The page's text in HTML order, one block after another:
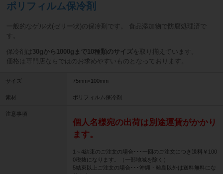
ポリフィルム保冷剤
一般的なゲル状(ゼリー状)の保冷剤です。 食品添加物で防腐処理済で
す。
保冷剤は 30gから1000gまで10種類のサイズを取り揃えています。
価格は専門店ならではのお求めやすいものとなっております。
サイズ 75mm×100mm
素材 ポリフィルム保冷剤
注意事項
個人名様宛の出荷は別途運賃がかかり
ます。
1～4結束のご注文の場合･･･一回のご注文につき送料￥100
0税抜になります。（一部地域を除く）
5結束以上ご注文の場合･･･沖縄・離島以外は送料無料にな